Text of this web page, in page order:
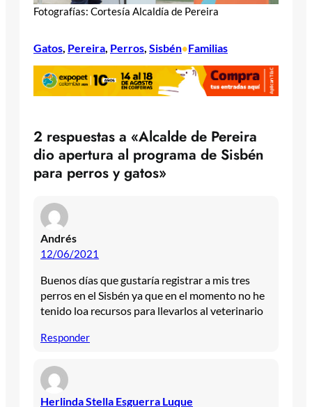
Fotografías: Cortesía Alcaldía de Pereira
Gatos Pereira Perros Sisbén•Familias
2 respuestas a «Alcalde de Pereira
dio apertura al programa de Sisbén
para perros y gatos»
Andrés
12/06/2021
Buenos días que gustaría registrar a mis tres
perros en el Sisbén ya que en el momento no he
tenido loa recursos para llevarlos al veterinario
Responder
Herlinda Stella Esguerra Luque